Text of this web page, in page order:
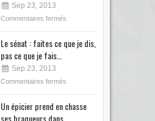
Sep 23, 2013
Commentaires fermés
Le sénat : faites ce que je dis,
pas ce que je fais…
Sep 23, 2013
Commentaires fermés
Un épicier prend en chasse